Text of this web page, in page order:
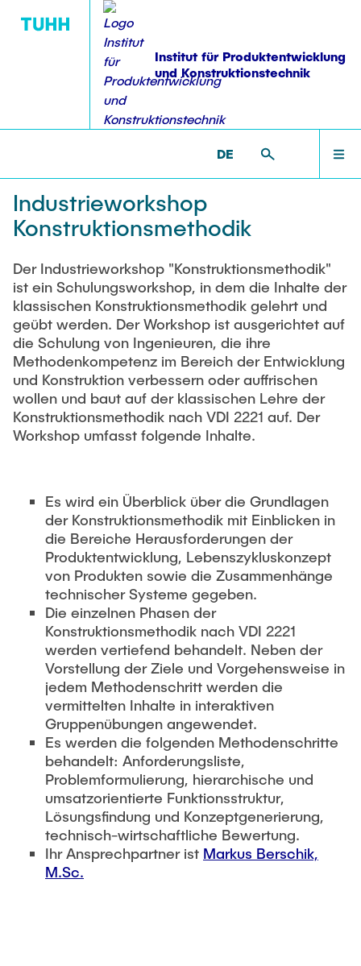
Institut für Produktentwicklung
und Konstruktionstechnik
DE
STARTSEITE INSTITUT
Ausstattung
Mitarbeiter
Stellenangebote
studentische Hilfskräfte
Partner
Kontakt
FORSCHUNG
FORSCHUNG
Übersicht
Projektübersicht
Forschungsbereiche
Methodische Entwicklung modularer Produktfamilien
Strukturanalyse und Versuchstechnik
Anwendungsfelder
Luftfahrt
Maschinen- und Anlagenbau
Internationale Kooperationen
Abgeschlossene Projekte
VERÖFFENTLICHUNGEN
VERÖFFENTLICHUNGEN
Veröffentlichungen
Dissertationen
Bücher & Buchbeiträge
Patente
LEHRE
LEHRE
Lehre: Übersicht
Bachelor-, Projekt- & Masterarbeiten
Abgeschlossene Arbeiten
Betreute Studiengänge
Bachelor
Übersicht Konstruktionslehre
Grundlagen der KL
Großes Konstruktionsprojekt
Digitale Produktentwicklung und Leichtbau
Master
Fluidtechnik
Methoden der Produktentwicklung
Leichtbaupraktikum
Fachlabor
NTA-Forschungskommunikation
Externe Dozenten
Onlineangebot
Maschinenelemente-Demonstrationspool
Virtueller Demonstrationspool
VERANSTALTUNGEN
Veranstaltungen: Übersicht
Industrieworkshops
Erfahrungsaustausch Produktstrukturierung
Industrieworkshop Konstruktionsmethodik
Branchen- übergreifender Erfahrungsaustausch
Wissenschaftl. Veranstaltungen
26th International Conference on Engineering Design
(ICED27)
PKT >VERANSTALTUNGEN >INDUSTRIEWORKSHOPS
INDUSTRIEWORKSHOP KONSTRUKTIONSMETHODIK
Industrieworkshop
Konstruktionsmethodik
Der Industrieworkshop "Konstruktionsmethodik"
ist ein Schulungsworkshop, in dem die Inhalte der
klassischen Konstruktionsmethodik gelehrt und
geübt werden. Der Workshop ist ausgerichtet auf
die Schulung von Ingenieuren, die ihre
Methodenkompetenz im Bereich der Entwicklung
und Konstruktion verbessern oder auffrischen
wollen und baut auf der klassischen Lehre der
Konstruktionsmethodik nach VDI 2221 auf. Der
Workshop umfasst folgende Inhalte.
Es wird ein Überblick über die Grundlagen
der Konstruktionsmethodik mit Einblicken in
die Bereiche Herausforderungen der
Produktentwicklung, Lebenszykluskonzept
von Produkten sowie die Zusammenhänge
technischer Systeme gegeben.
Die einzelnen Phasen der
Konstruktionsmethodik nach VDI 2221
werden vertiefend behandelt. Neben der
Vorstellung der Ziele und Vorgehensweise in
jedem Methodenschritt werden die
vermittelten Inhalte in interaktiven
Gruppenübungen angewendet.
Es werden die folgenden Methodenschritte
behandelt: Anforderungsliste,
Problemformulierung, hierarchische und
umsatzorientierte Funktionsstruktur,
Lösungsfindung und Konzeptgenerierung,
technisch-wirtschaftliche Bewertung.
Ihr Ansprechpartner ist Markus Berschik,
M.Sc.